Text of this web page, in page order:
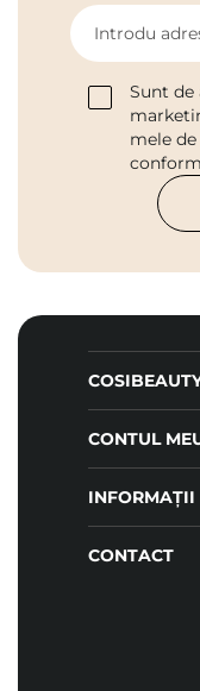
Introdu
Sunt de
mele de
conform
CONTUL
INFORMAȚII
CONTACT